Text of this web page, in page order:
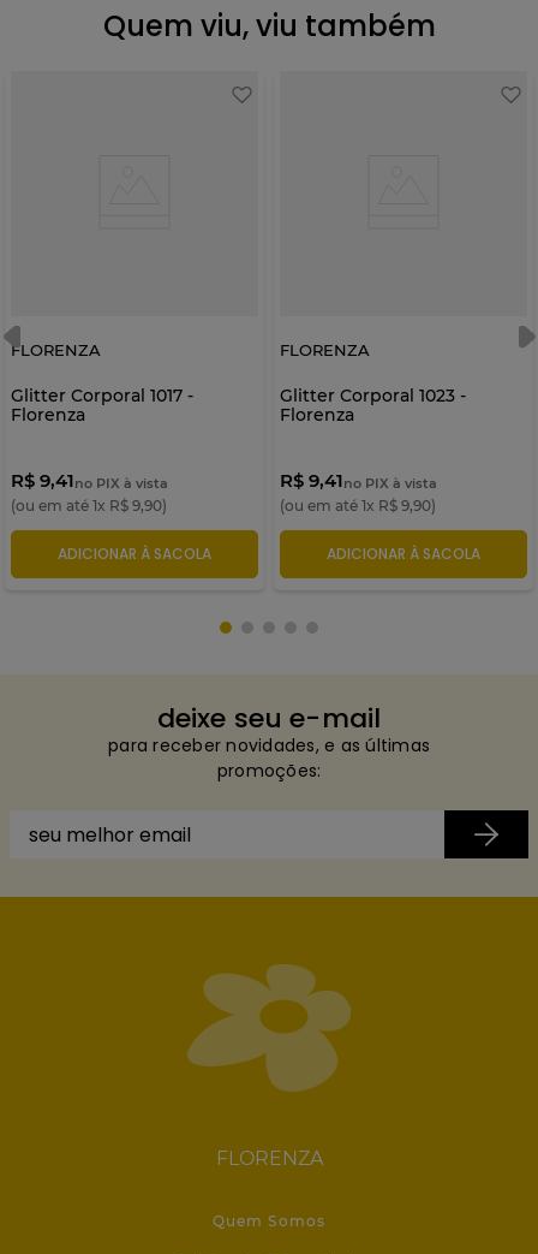
Quem viu, viu também
FLORENZA
Glitter Corporal 1017 -
Florenza
R$ 9,41no PIX à vista
(ou em até 1x R$ 9,90)
ADICIONAR À SACOLA
FLORENZA
Glitter Corporal 1023 -
Florenza
R$ 9,41no PIX à vista
(ou em até 1x R$ 9,90)
ADICIONAR À SACOLA
deixe seu e-mail
para receber novidades, e as últimas
promoções:
FLORENZA
Quem Somos